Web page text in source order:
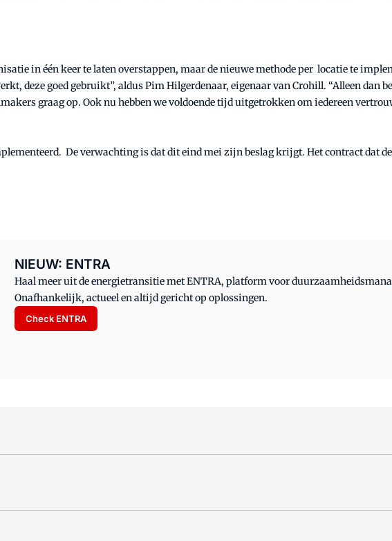
in één keer te laten overstappen, maar de nieuwe methode per locatie te
deze goed gebruikt”, aldus Pim Hilgerdenaar, eigenaar van Crohill. “Alleen dan
graag op. Ook nu hebben we voldoende tijd uitgetrokken om iedereen
De verwachting is dat dit eind mei zijn beslag krijgt. Het contract dat
NIEUW: ENTRA
Haal meer uit de energietransitie met ENTRA, platform voor
Onafhankelijk, actueel en altijd gericht op oplossingen.
Check ENTRA